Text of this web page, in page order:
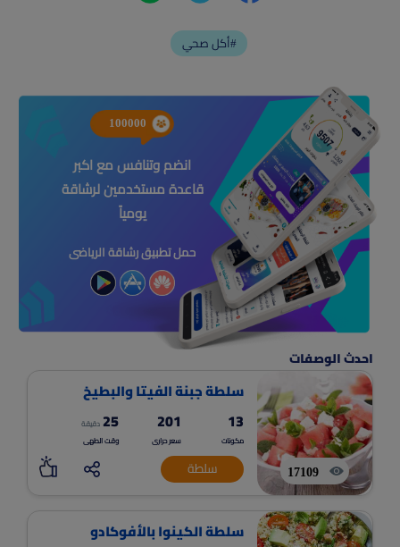
أكل صحي#
100000
انضم وتنافس مع اكبر
قاعدة مستخدمين لرشاقة
يومياً
حمل تطبيق رشاقة الرياضى
احدث الوصفات
17109
سلطة جبنة الفيتا والبطيخ
13
مكونات
201
سعر حرارى
25 دقيقة
وقت الطهى
سلطة
سلطة الكينوا بالأفوكادو